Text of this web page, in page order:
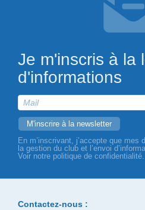
Je m'inscris à la
d'informations
En m’inscrivant, j’accepte que mes
la gestion du club et l’envoi
Voir notre politique de confidentialité.
Contactez-nous :